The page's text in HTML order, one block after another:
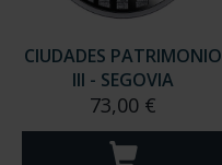
CIUDADES PATRIMONIO
III - SEGOVIA
73,00 €